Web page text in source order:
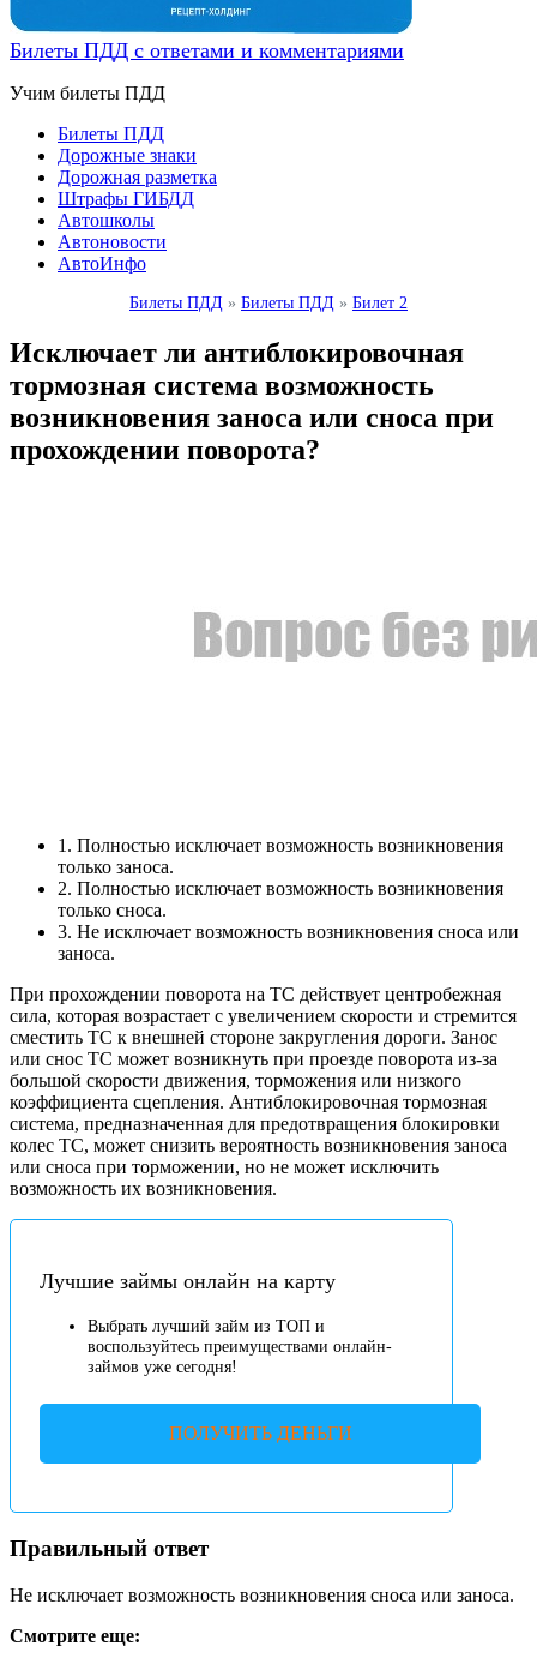
Билеты ПДД с ответами и комментариями
Учим билеты ПДД
Билеты ПДД
Дорожные знаки
Дорожная разметка
Штрафы ГИБДД
Автошколы
Автоновости
АвтоИнфо
Билеты ПДД » Билеты ПДД » Билет 2
Исключает ли антиблокировочная
тормозная система возможность
возникновения заноса или сноса при
прохождении поворота?
1. Полностью исключает возможность возникновения
только заноса.
2. Полностью исключает возможность возникновения
только сноса.
3. Не исключает возможность возникновения сноса или
заноса.
При прохождении поворота на ТС действует центробежная
сила, которая возрастает с увеличением скорости и стремится
сместить ТС к внешней стороне закругления дороги. Занос
или снос ТС может возникнуть при проезде поворота из-за
большой скорости движения, торможения или низкого
коэффициента сцепления. Антиблокировочная тормозная
система, предназначенная для предотвращения блокировки
колес ТС, может снизить вероятность возникновения заноса
или сноса при торможении, но не может исключить
возможность их возникновения.
Лучшие займы онлайн на карту
Выбрать лучший займ из ТОП и
воспользуйтесь преимуществами онлайн-
займов уже сегодня!
ПОЛУЧИТЬ ДЕНЬГИ
Правильный ответ
Не исключает возможность возникновения сноса или заноса.
Смотрите еще: